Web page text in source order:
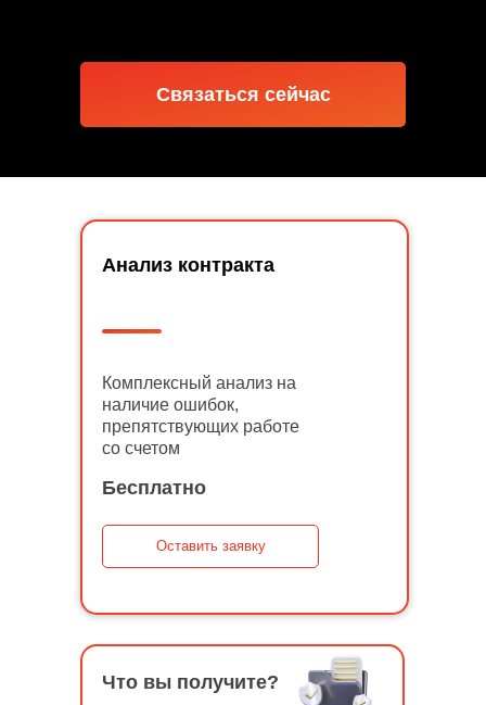
Связаться сейчас
Оставить заявку
Анализ контракта
Комплексный анализ на
наличие ошибок,
препятствующих работе
со счетом
Бесплатно
Что вы получите?